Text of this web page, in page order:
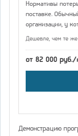
Нормативы
поставке.
организации, у
Дешевле, чем те же
от 82 000 руб./
Демонстрацию